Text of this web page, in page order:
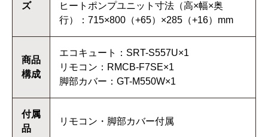
ズ
ヒートポンプユニット寸法（高×幅×奥
行）：715×800（+65）×285（+16）mm
商品
構成
エコキュート：SRT-S557U×1
リモコン：RMCB-F7SE×1
脚部カバー：GT-M550W×1
付属
品
リモコン・脚部カバー付属